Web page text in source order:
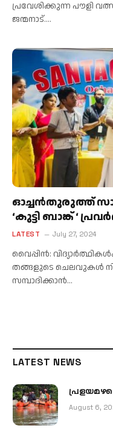
പ്രവേശിക്കുന്ന പൗളി
ജന്മനാട്.…
ഓച്ചൻതുരുത്ത്
‘കുട്ടി ബാങ്ക് ‘
LATEST July 27, 2024
വൈപ്പിൻ:
തങ്ങളുടെ ചെലവുകൾ
സമ്പാദിക്കാൻ…
LATEST NEWS
August 6,